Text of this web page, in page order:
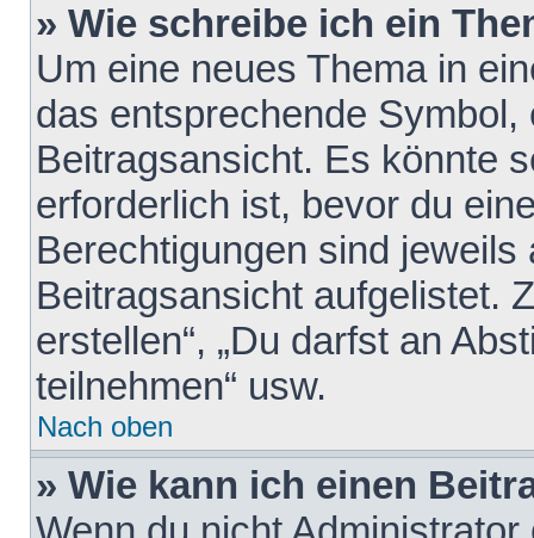
» Wie schreibe ich ein
Um eine neues Thema in
das entsprechende
Beitragsansicht. Es könnte
erforderlich ist, bevor du
Berechtigungen sind
Beitragsansicht aufgelistet.
erstellen“, „Du darfst an
teilnehmen“ usw.
Nach oben
» Wie kann ich einen